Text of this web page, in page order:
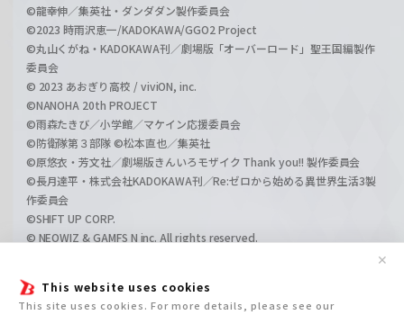
This website uses cookies
This site uses cookies. For more details, please see our
✕
©龍幸伸／集英社・ダンダダン製作委員会
©2023 時雨沢恵一/KADOKAWA/GGO2 Project
©丸山くがね・KADOKAWA刊／劇場版「オーバーロード」聖王国編製作
委員会
© 2023 あおぎり高校 / viviON, inc.
©NANOHA 20th PROJECT
©雨森たきび／小学館／マケイン応援委員会
©防衛隊第３部隊 ©松本直也／集英社
©原悠衣・芳文社／劇場版きんいろモザイク Thank you!! 製作委員会
©長月達平・株式会社KADOKAWA刊／Re:ゼロから始める異世界生活3製
作委員会
©SHIFT UP CORP.
© NEOWIZ & GAMFS N inc. All rights reserved.
©GIRLS und PANZER Film Projekt